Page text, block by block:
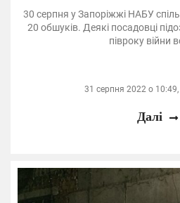
30 серпня у Запоріжжі НАБУ
20 обшуків. Деякі посадовці
півроку війни
31 серпня 2022 о 10:49,
Далі